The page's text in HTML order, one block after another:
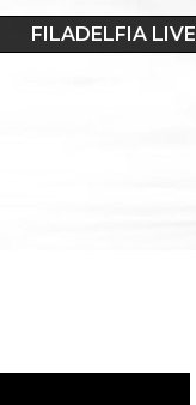
FILADELFIA LIVE